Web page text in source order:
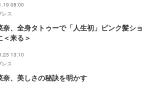
08:00
レス
奈、全身タトゥーで「人生初」ピンク髪ショ
＜来る＞
13:10
レス
奈、美しさの秘訣を明かす